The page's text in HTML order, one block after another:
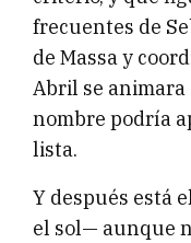
frecuentes de
de Massa y
Abril se
nombre podría
lista.
Y después está
el sol— aunque